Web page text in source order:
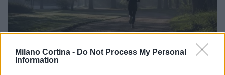
Milano Cortina - Do Not Process My Personal
Information